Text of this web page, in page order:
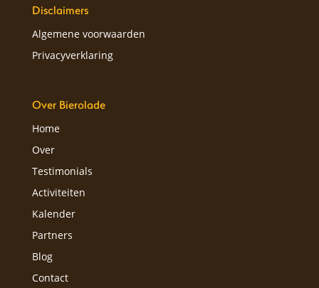
Disclaimers
Algemene voorwaarden
Privacyverklaring
Over Bierolade
Home
Over
Testimonials
Activiteiten
Kalender
Partners
Blog
Contact